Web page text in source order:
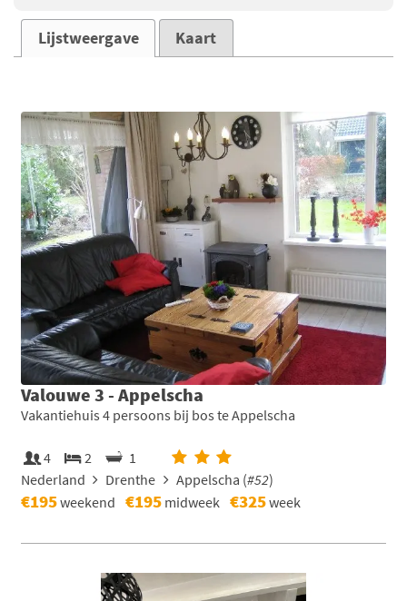
Lijstweergave Kaart
Valouwe 3 - Appelscha
Vakantiehuis 4 persoons bij bos te Appelscha
4 2
1
Nederland
Drenthe Appelscha (#52)
€195weekend €195 midweek €325week